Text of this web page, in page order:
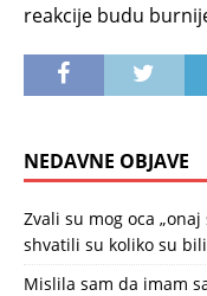
reakcije budu
NEDAVNE OBJAVE
Zvali su mog oca
shvatili su koliko su
Mislila sam da imam